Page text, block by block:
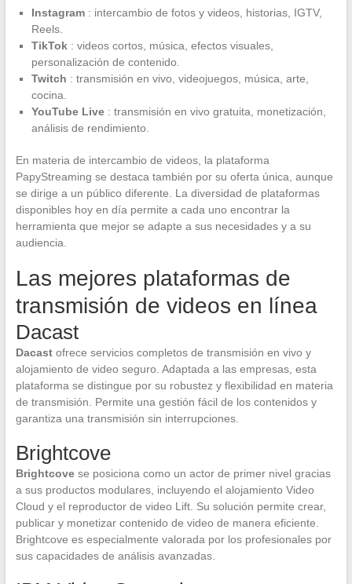
Instagram: intercambio de fotos y videos, historias, IGTV,
Reels.
TikTok: videos cortos, música, efectos visuales,
personalización de contenido.
Twitch : transmisión en vivo, videojuegos, música, arte,
cocina.
YouTube Live: transmisión en vivo gratuita, monetización,
análisis de rendimiento.
En materia de intercambio de videos, la plataforma
PapyStreaming se destaca también por su oferta única, aunque
se dirige a un público diferente. La diversidad de plataformas
disponibles hoy en día permite a cada uno encontrar la
herramienta que mejor se adapte a sus necesidades y a su
audiencia.
Las mejores plataformas de
transmisión de videos en línea
Dacast
Dacastofrece servicios completos de transmisión en vivo y
alojamiento de video seguro. Adaptada a las empresas, esta
plataforma se distingue por su robustez y flexibilidad en materia
de transmisión. Permite una gestión fácil de los contenidos y
garantiza una transmisión sin interrupciones.
Brightcove
Brightcovese posiciona como un actor de primer nivel gracias
a sus productos modulares, incluyendo el alojamiento Video
Cloud y el reproductor de video Lift. Su solución permite crear,
publicar y monetizar contenido de video de manera eficiente.
Brightcove es especialmente valorada por los profesionales por
sus capacidades de análisis avanzadas.